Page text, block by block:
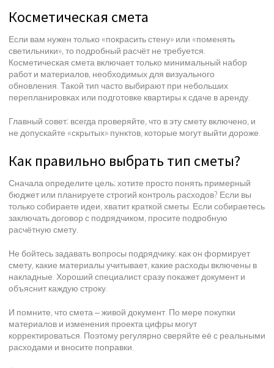
Косметическая смета
Если вам нужен только «покрасить стену» или «поменять
светильники», то подробный расчёт не требуется.
Косметическая смета включает только минимальный набор
работ и материалов, необходимых для визуального
обновления. Такой тип часто выбирают при небольших
перепланировках или подготовке квартиры к сдаче в аренду.
Главный совет: всегда проверяйте, что в эту смету включено, и
не допускайте «скрытых» пунктов, которые могут выйти дороже.
Как правильно выбрать тип сметы?
Сначала определите цель: хотите просто понять примерный
бюджет или планируете строгий контроль расходов? Если вы
только собираете идеи, хватит краткой сметы. Если собираетесь
заключать договор с подрядчиком, просите подробную
расчётную смету.
Не бойтесь задавать вопросы подрядчику: как он формирует
смету, какие материалы учитывает, какие расходы включены в
накладные. Хороший специалист сразу покажет документ и
объяснит каждую строку.
И помните, что смета – живой документ. По мере покупки
материалов и изменения проекта цифры могут
корректироваться. Поэтому регулярно сверяйте её с реальными
расходами и вносите поправки.